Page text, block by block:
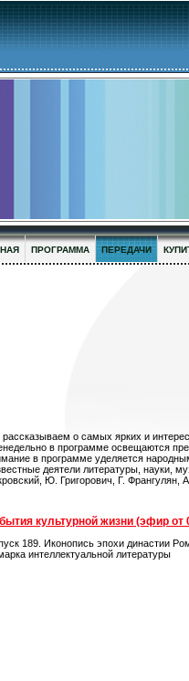
ПРОГРАММА ПЕРЕДАЧИ
о самых ярких и
в программе освещаются
в программе уделяется
деятели литературы, науки,
Ю. Григорович, Г. Франгулян,
культурной жизни (эфир от
189. Иконопись эпохи династии
интеллектуальной литературы